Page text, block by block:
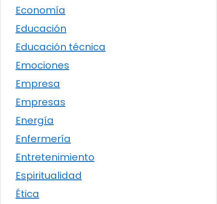
Economía
Educación
Educación técnica
Emociones
Empresa
Empresas
Energía
Enfermería
Entretenimiento
Espiritualidad
Ética